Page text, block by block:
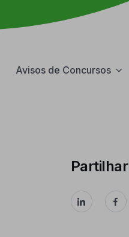
Avisos de Concursos
Partilhar